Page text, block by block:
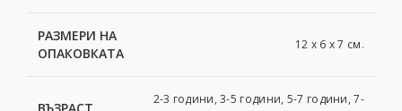
РАЗМЕРИ НА
ОПАКОВКАТА
12 x 6 x 7 см.
2-3 години, 3-5 години, 5-7 години, 7-